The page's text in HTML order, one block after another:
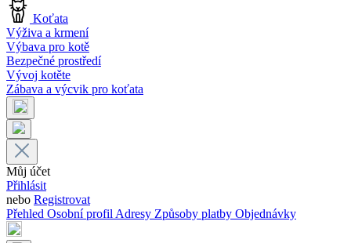
Koťata
Výživa a krmení
Výbava pro kotě
Bezpečné prostředí
Vývoj kotěte
Zábava a výcvik pro koťata
Můj účet
Přihlásit
nebo Registrovat
Přehled Osobní profilAdresy Způsoby platby Objednávky